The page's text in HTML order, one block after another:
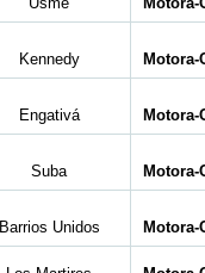
Kennedy Motora-
Engativá Motora-
Suba Motora-
Barrios Unidos Motora-